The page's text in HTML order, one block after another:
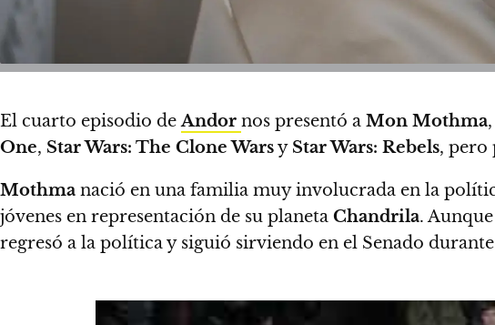
El cuarto episodio deAndor nos presentó a Mon Mothma
One, Star Wars: The Clone Warsy Star Wars: Rebels, pero
Mothma nació en una familia muy involucrada en la
jóvenes en representación de su planeta Chandrila.
regresó a la política y siguió sirviendo en el Senado